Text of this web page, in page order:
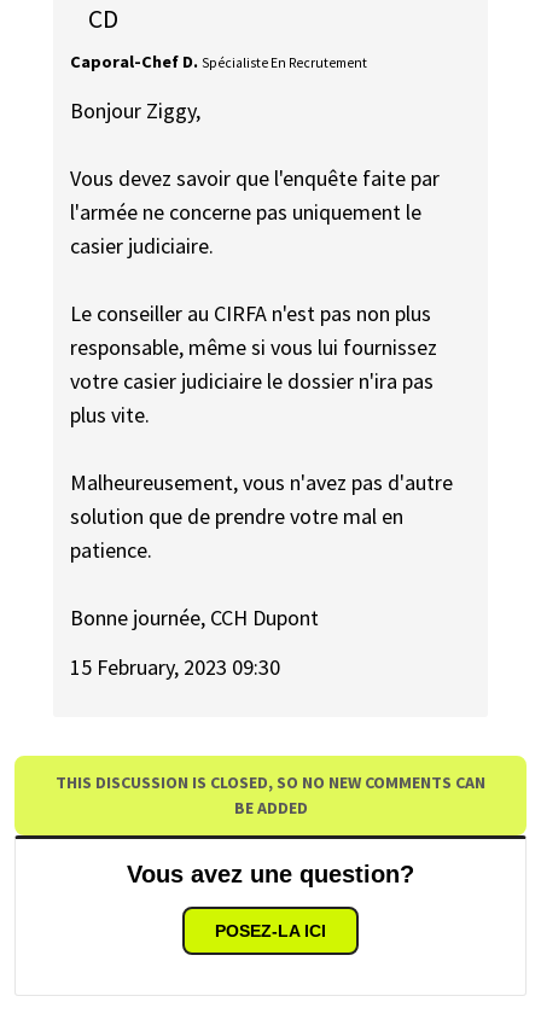
CD
Caporal-Chef D. Spécialiste En Recrutement
Bonjour Ziggy,
Vous devez savoir que l'enquête faite par
l'armée ne concerne pas uniquement le
casier judiciaire.
Le conseiller au CIRFA n'est pas non plus
responsable, même si vous lui fournissez
votre casier judiciaire le dossier n'ira pas
plus vite.
Malheureusement, vous n'avez pas d'autre
solution que de prendre votre mal en
patience.
Bonne journée, CCH Dupont
15 February, 2023 09:30
THIS DISCUSSION IS CLOSED, SO NO NEW COMMENTS CAN
BE ADDED
Vous avez une question?
POSEZ-LA ICI